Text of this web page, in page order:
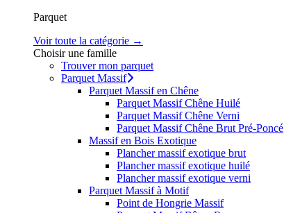
Parquet
Voir toute la catégorie →
Choisir une famille
Trouver mon parquet
Parquet Massif
Parquet Massif en Chêne
Parquet Massif Chêne Huilé
Parquet Massif Chêne Verni
Parquet Massif Chêne Brut Pré-Poncé
Massif en Bois Exotique
Plancher massif exotique brut
Plancher massif exotique huilé
Plancher massif exotique verni
Parquet Massif à Motif
Point de Hongrie Massif